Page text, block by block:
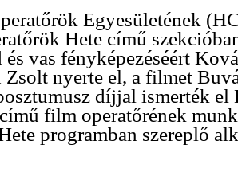
Egyesületének
Hete című
vas fényképezéséért
nyerte el, a filmet
díjjal ismerték el
film operatőrének
programban szereplő